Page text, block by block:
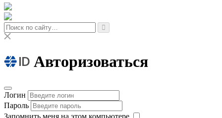
Авторизоваться
Логин
Пароль